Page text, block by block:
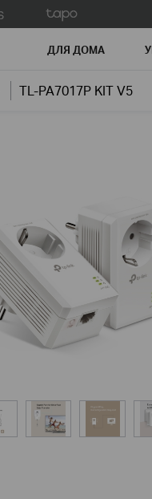
ДЛЯ ДОМА
TL-PA7017P KIT V5